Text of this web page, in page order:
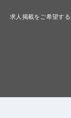
求人掲載をご希望す